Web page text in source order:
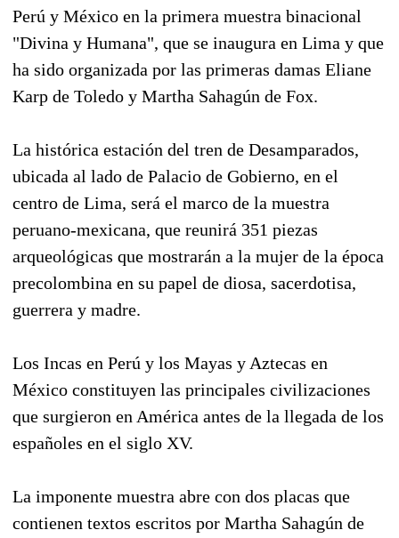
Perú y México en la primera muestra binacional
"Divina y Humana", que se inaugura en Lima y que
ha sido organizada por las primeras damas Eliane
Karp de Toledo y Martha Sahagún de Fox.
La histórica estación del tren de Desamparados,
ubicada al lado de Palacio de Gobierno, en el
centro de Lima, será el marco de la muestra
peruano-mexicana, que reunirá 351 piezas
arqueológicas que mostrarán a la mujer de la época
precolombina en su papel de diosa, sacerdotisa,
guerrera y madre.
Los Incas en Perú y los Mayas y Aztecas en
México constituyen las principales civilizaciones
que surgieron en América antes de la llegada de los
españoles en el siglo XV.
La imponente muestra abre con dos placas que
contienen textos escritos por Martha Sahagún de